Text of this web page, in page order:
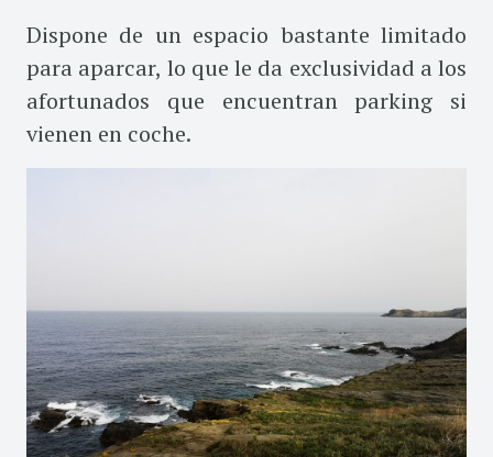
Dispone de un espacio bastante limitado
para aparcar, lo que le da exclusividad a los
afortunados que encuentran parking si
vienen en coche.